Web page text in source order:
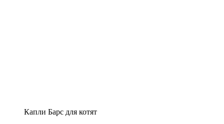
Капли Барс для котят